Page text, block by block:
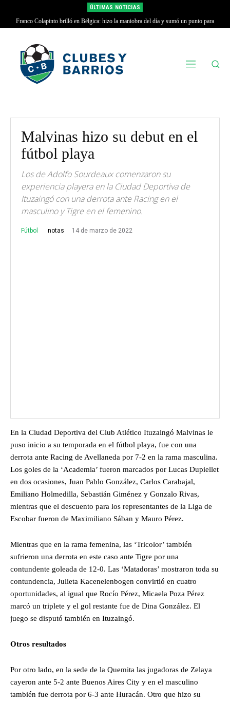
ÚLTIMAS NOTICIAS
Franco Colapinto brilló en Bélgica: hizo la maniobra del día y sumó un punto para
Alpine
Malvinas hizo su debut en el
fútbol playa
Los de Adolfo Sourdeaux comenzaron su
experiencia playera en la Ciudad Deportiva de
Ituzaingó con una derrota ante Racing en el
masculino y Tigre en el femenino.
Fútbol notas 14 de marzo de 2022
En la Ciudad Deportiva del Club Atlético Ituzaingó Malvinas le
puso inicio a su temporada en el fútbol playa, fue con una
derrota ante Racing de Avellaneda por 7-2 en la rama masculina.
Los goles de la ‘Academia’ fueron marcados por Lucas Dupiellet
en dos ocasiones, Juan Pablo González, Carlos Carabajal,
Emiliano Holmedilla, Sebastián Giménez y Gonzalo Rivas,
mientras que el descuento para los representantes de la Liga de
Escobar fueron de Maximiliano Sában y Mauro Pérez.
Mientras que en la rama femenina, las ‘Tricolor’ también
sufrieron una derrota en este caso ante Tigre por una
contundente goleada de 12-0. Las ‘Matadoras’ mostraron toda su
contundencia, Julieta Kacenelenbogen convirtió en cuatro
oportunidades, al igual que Rocío Pérez, Micaela Poza Pérez
marcó un triplete y el gol restante fue de Dina González. El
juego se disputó también en Ituzaingó.
Otros resultados
Por otro lado, en la sede de la Quemita las jugadoras de Zelaya
cayeron ante 5-2 ante Buenos Aires City y en el masculino
también fue derrota por 6-3 ante Huracán. Otro que hizo su